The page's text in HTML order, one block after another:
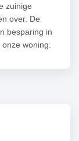
zuinige
over. De
besparing in
woning.